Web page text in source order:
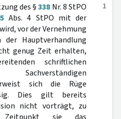
1
des §338 Nr. 8 StPO
Abs. 4 StPO mit der
vor der Vernehmung
der Hauptverhandlung
genug Zeit erhalten,
schriftlichen
sich die Rüge
Dies gilt bereits
nicht vorträgt, zu